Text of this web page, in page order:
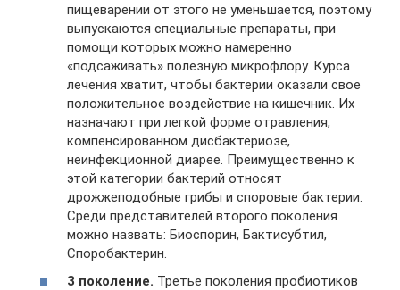
пищеварении от этого не уменьшается, поэтому
выпускаются специальные препараты, при
помощи которых можно намеренно
«подсаживать» полезную микрофлору. Курса
лечения хватит, чтобы бактерии оказали свое
положительное воздействие на кишечник. Их
назначают при легкой форме отравления,
компенсированном дисбактериозе,
неинфекционной диарее. Преимущественно к
этой категории бактерий относят
дрожжеподобные грибы и споровые бактерии.
Среди представителей второго поколения
можно назвать: Биоспорин, Бактисубтил,
Споробактерин.
3 поколение. Третье поколения пробиотиков